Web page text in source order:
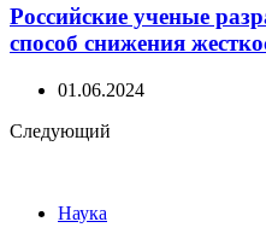
Российские ученые
способ снижения
01.06.2024
Следующий
Наука